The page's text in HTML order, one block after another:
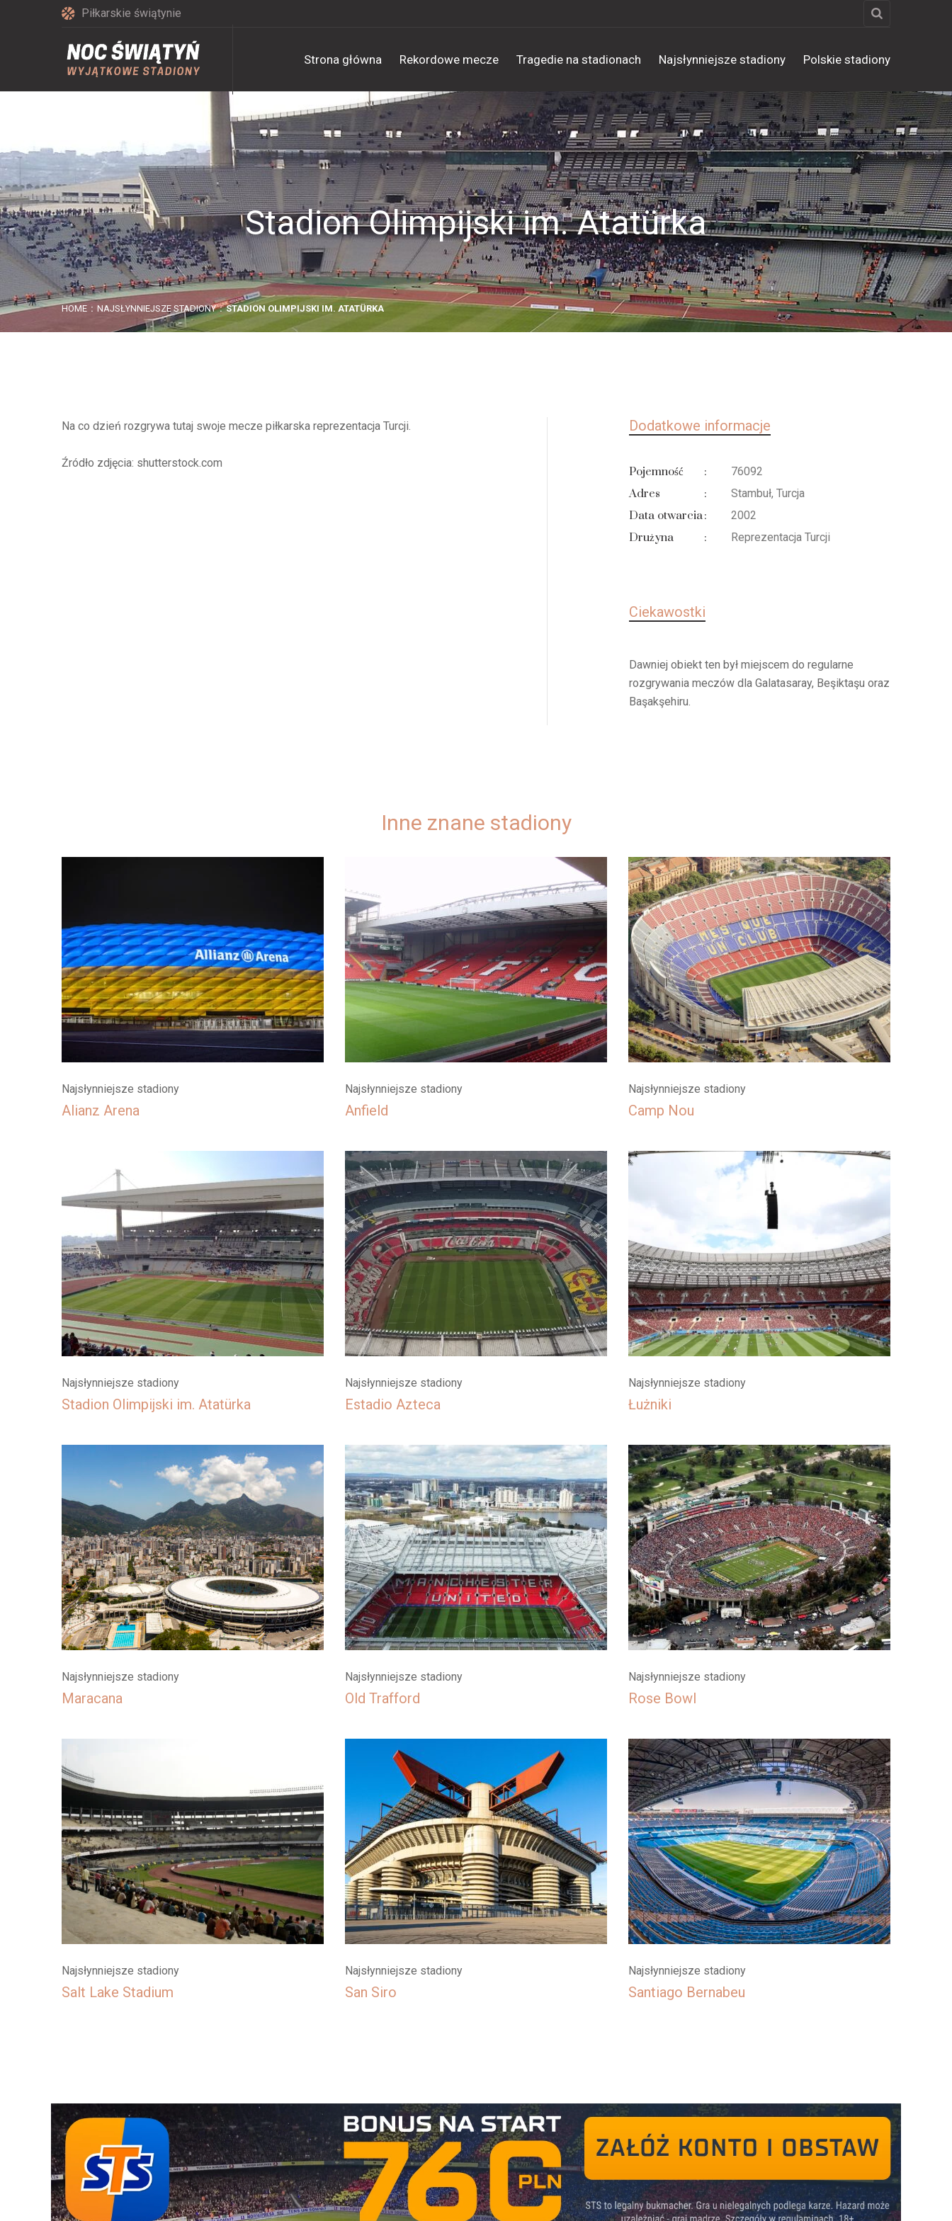
Piłkarskie świątynie
Strona główna Rekordowe mecze Tragedie na stadionach Najsłynniejsze stadiony Polskie stadiony
Stadion Olimpijski im. Atatürka
HOME NAJSŁYNNIEJSZE STADIONY STADION OLIMPIJSKI IM. ATATÜRKA
Na co dzień rozgrywa tutaj swoje mecze piłkarska reprezentacja Turcji.
Źródło zdjęcia: shutterstock.com
Dodatkowe informacje
Pojemność : 76092
Adres : Stambuł, Turcja
Data otwarcia: 2002
Drużyna : Reprezentacja Turcji
Ciekawostki
Dawniej obiekt ten był miejscem do regularne
rozgrywania meczów dla Galatasaray, Beşiktaşu oraz
Başakşehiru.
Inne znane stadiony
Najsłynniejsze stadiony
Alianz Arena
Najsłynniejsze stadiony
Anfield
Najsłynniejsze stadiony
Camp Nou
Najsłynniejsze stadiony
Stadion Olimpijski im. Atatürka
Najsłynniejsze stadiony
Estadio Azteca
Najsłynniejsze stadiony
Łużniki
Najsłynniejsze stadiony
Maracana
Najsłynniejsze stadiony
Old Trafford
Najsłynniejsze stadiony
Rose Bowl
Najsłynniejsze stadiony
Salt Lake Stadium
Najsłynniejsze stadiony
San Siro
Najsłynniejsze stadiony
Santiago Bernabeu